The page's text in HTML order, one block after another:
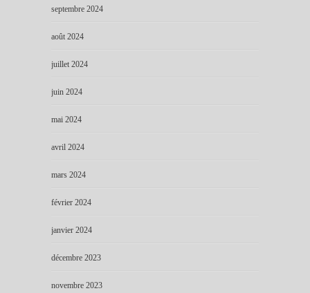
septembre 2024
août 2024
juillet 2024
juin 2024
mai 2024
avril 2024
mars 2024
février 2024
janvier 2024
décembre 2023
novembre 2023